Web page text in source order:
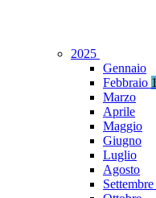
2025
Gennaio
Febbraio 1
Marzo
Aprile
Maggio
Giugno
Luglio
Agosto
Settembre